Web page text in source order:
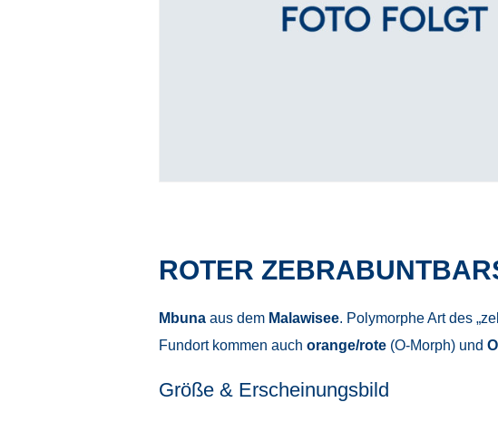
ROTER
Mbunaaus dem Malawisee. Polymorphe Art des
Fundort kommen auch orange/rote(O-Morph) und
Größe & Erscheinungsbild